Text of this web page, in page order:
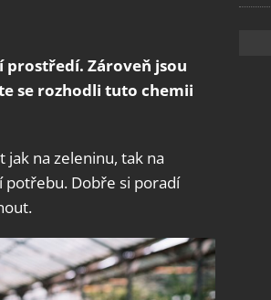
prostředí. Zároveň jsou
se rozhodli tuto chemii
na zeleninu, tak na
Dobře si poradí